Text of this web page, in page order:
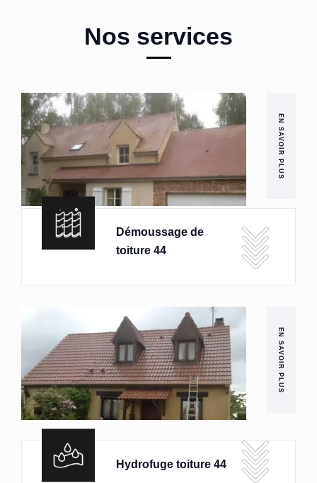
Nos services
EN SAVOIR PLUS
Démoussage de
toiture 44
EN SAVOIR PLUS
Hydrofuge toiture 44